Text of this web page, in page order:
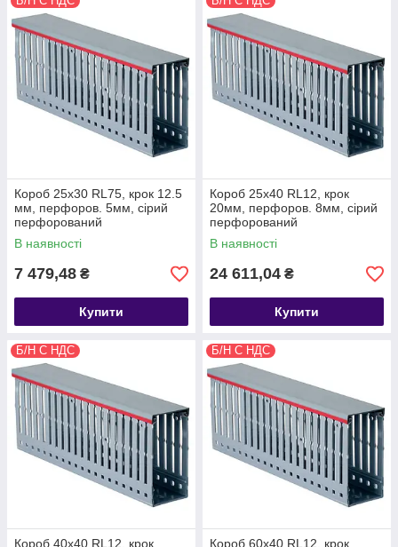
Короб 25х30 RL75, крок 12.5
мм, перфоров. 5мм, сірий
перфорований
В наявності
7 479,48 ₴
Купити
Короб 25х40 RL12, крок
20мм, перфоров. 8мм, сірий
перфорований
В наявності
24 611,04 ₴
Купити
Б/Н С НДС
Короб 40х40 RL12, крок
Б/Н С НДС
Короб 60х40 RL12, крок